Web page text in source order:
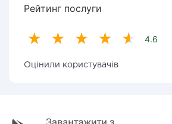
Рейтинг послуги
4.6
Оцінили користувачів